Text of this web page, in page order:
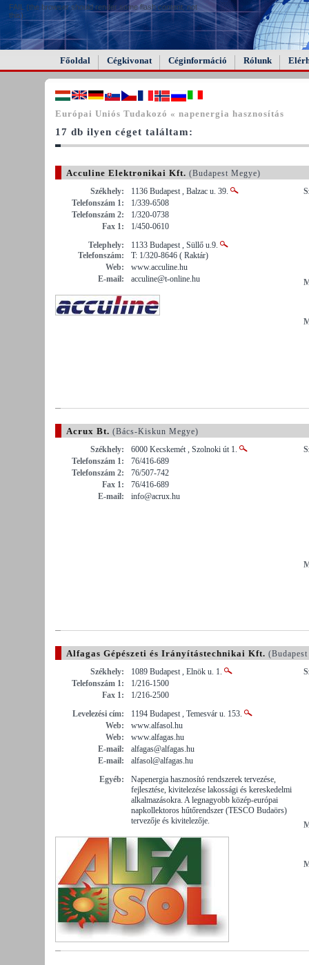
FAIL (the browser should render some flash content, not
this).
Főoldal Cégkivonat Céginformáció Rólunk
Európai Uniós Tudakozó « napenergia hasznosítás
17 db ilyen céget találtam:
Acculine Elektronikai Kft. (Budapest Megye)
Székhely:
1136 Budapest , Balzac u. 39.
Telefonszám 1:
1/339-6508
Telefonszám 2:
1/320-0738
Fax 1:
1/450-0610
Telephely:
1133 Budapest , Süllő u.9.
Telefonszám:
T: 1/320-8646 ( Raktár)
Web:
www.acculine.hu
E-mail:
acculine@t-online.hu
Acrux Bt. (Bács-Kiskun Megye)
Székhely:
6000 Kecskemét , Szolnoki út 1.
Telefonszám 1:
76/416-689
Telefonszám 2:
76/507-742
Fax 1:
76/416-689
E-mail:
info@acrux.hu
Alfagas Gépészeti és Irányítástechnikai Kft.
Székhely:
1089 Budapest , Elnök u. 1.
Telefonszám 1:
1/216-1500
Fax 1:
1/216-2500
Levelezési cím:
1194 Budapest , Temesvár u. 153.
Web:
www.alfasol.hu
Web:
www.alfagas.hu
E-mail:
alfagas@alfagas.hu
E-mail:
alfasol@alfagas.hu
Egyéb:
Napenergia hasznosító rendszerek tervezése,
fejlesztése, kivitelezése lakossági és kereskedelmi
alkalmazásokra. A legnagyobb közép-európai
napkollektoros hűtőrendszer (TESCO Budaörs)
tervezője és kivitelezője.